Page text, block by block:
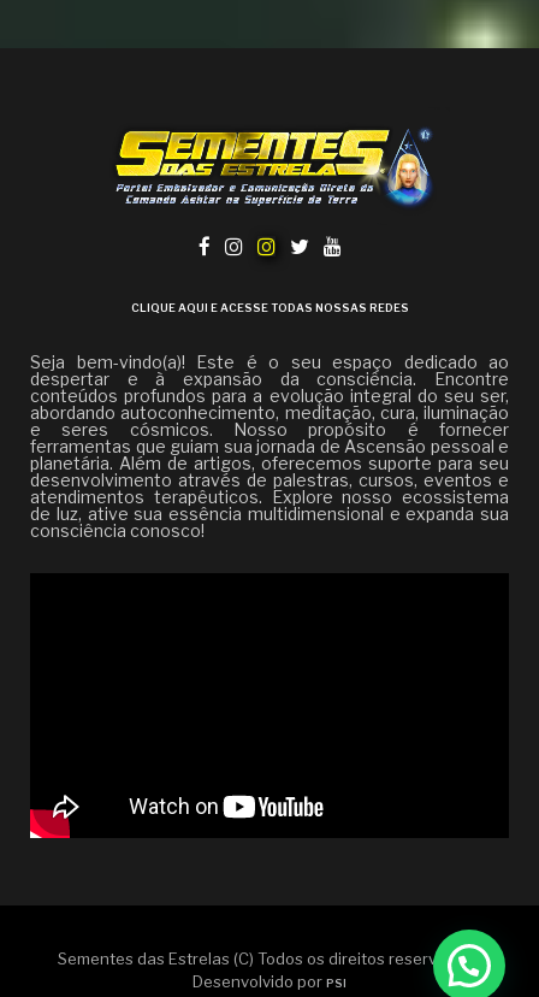
CLIQUE AQUI E ACESSE TODAS NOSSAS REDES
Seja bem-vindo(a)! Este é o seu espaço dedicado ao
despertar e à expansão da consciência. Encontre
conteúdos profundos para a evolução integral do seu ser,
abordando autoconhecimento, meditação, cura, iluminação
e seres cósmicos. Nosso propósito é fornecer
ferramentas que guiam sua jornada de Ascensão pessoal e
planetária. Além de artigos, oferecemos suporte para seu
desenvolvimento através de palestras, cursos, eventos e
atendimentos terapêuticos. Explore nosso ecossistema
de luz, ative sua essência multidimensional e expanda sua
consciência conosco!
Sementes das Estrelas (C) Todos os direitos reservados |
Desenvolvido por PSI